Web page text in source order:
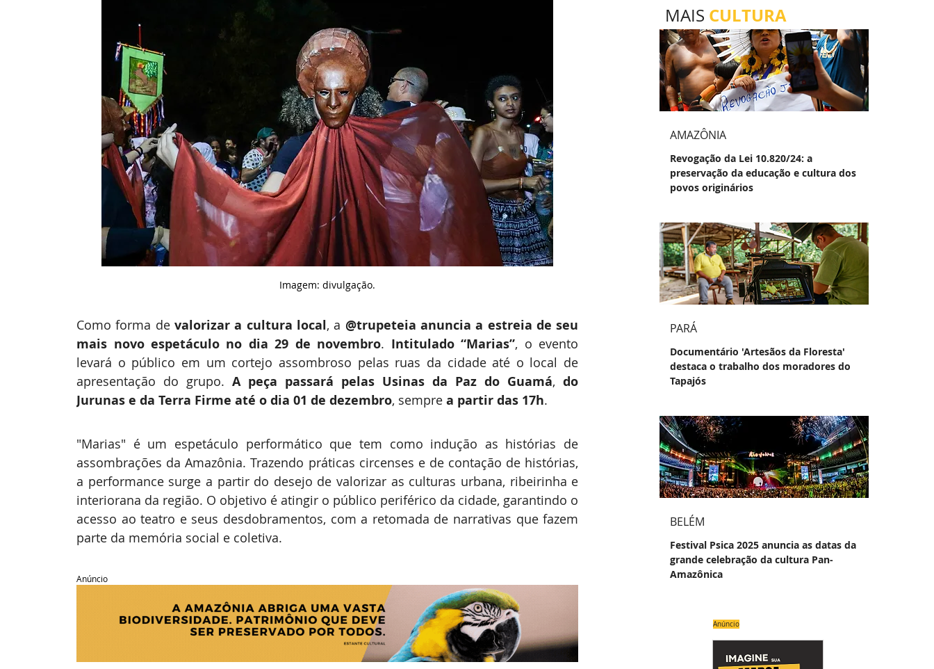
Imagem: divulgação.
Como forma de valorizar a cultura local, a @trupeteia anuncia a estreia de seu
mais novo espetáculo no dia 29 de novembro. Intitulado “Marias”, o evento
levará o público em um cortejo assombroso pelas ruas da cidade até o local de
apresentação do grupo. A peça passará pelas Usinas da Paz do Guamá, do
Jurunas e da Terra Firme até o dia 01 de dezembro, sempre a partir das 17h.
"Marias" é um espetáculo performático que tem como indução as histórias de
assombrações da Amazônia. Trazendo práticas circenses e de contação de histórias,
a performance surge a partir do desejo de valorizar as culturas urbana, ribeirinha e
interiorana da região. O objetivo é atingir o público periférico da cidade, garantindo o
acesso ao teatro e seus desdobramentos, com a retomada de narrativas que fazem
parte da memória social e coletiva.
Anúncio
MAIS CULTURA
AMAZÔNIA
Revogação da Lei 10.820/24: a
preservação da educação e cultura dos
povos originários
PARÁ
Documentário 'Artesãos da Floresta'
destaca o trabalho dos moradores do
Tapajós
BELÉM
Festival Psica 2025 anuncia as datas da
grande celebração da cultura Pan-
Amazônica
Anúncio